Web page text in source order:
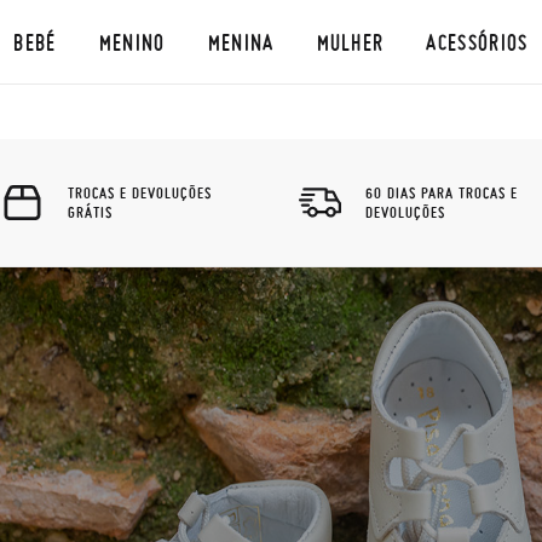
BEBÉ MENINO MENINA MULHER ACESSÓRIOS
TROCAS E DEVOLUÇÕES
GRÁTIS
60 DIAS PARA TROCAS E
DEVOLUÇÕES